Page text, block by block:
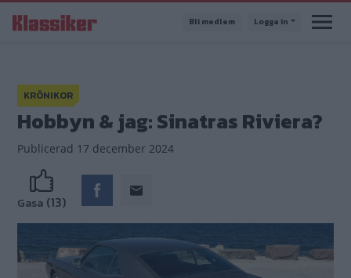
till
Bli medlem Logga in
KRÖNIKOR
Hobbyn & jag: Sinatras Riviera?
Publicerad 17 december 2024
Gasa (13)